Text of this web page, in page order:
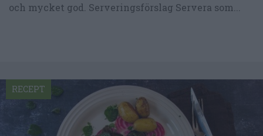
och mycket god. Serveringsförslag Servera som...
RECEPT